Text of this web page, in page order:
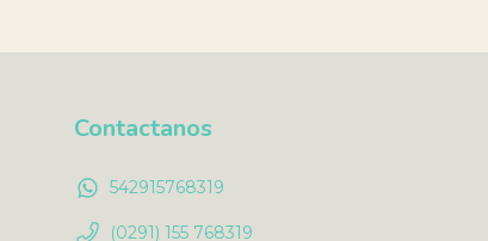
Contactanos
542915768319
(0291) 155 768319